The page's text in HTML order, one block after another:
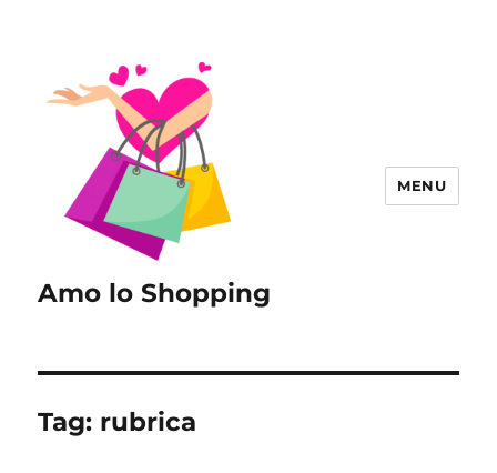
Amo lo Shopping
MENU
Tag: rubrica